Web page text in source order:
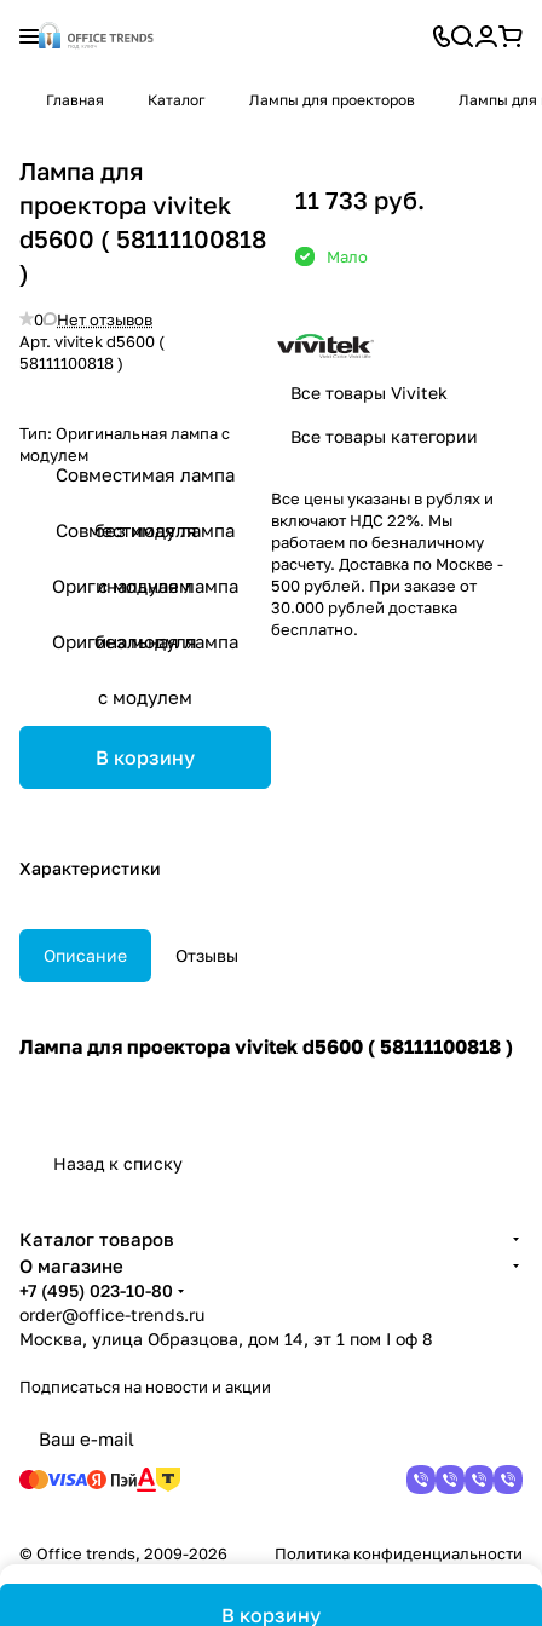
Главная Каталог Лампы для проекторов Лампы для
Лампа для
проектора vivitek
d5600 ( 58111100818
)
0
Нет отзывов
Арт. vivitek d5600 (
58111100818 )
Тип: Оригинальная лампа с
модулем
Совместимая лампа
без модуля
Совместимая лампа
с модулем
Оригинальная лампа
без модуля
Оригинальная лампа
с модулем
В корзину
Характеристики
11 733 руб.
Мало
Все товары Vivitek
Все товары категории
Все цены указаны в рублях и
включают НДС 22%. Мы
работаем по безналичному
расчету. Доставка по Москве -
500 рублей. При заказе от
30.000 рублей доставка
бесплатно.
Описание Отзывы
Лампа для проектора vivitek d5600 ( 58111100818 )
Назад к списку
В корзину
Каталог товаров
О магазине
+7 (495) 023-10-80
order@office-trends.ru
Москва, улица Образцова, дом 14, эт 1 пом I оф 8
Подписаться на новости и акции
© Office trends, 2009-2026 Политика конфиденциальности